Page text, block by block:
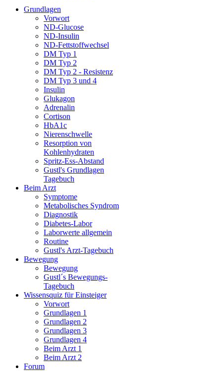
Grundlagen
Vorwort
ND-Glucose
ND-Insulin
ND-Fettstoffwechsel
DM Typ 1
DM Typ 2
DM Typ 2 - Resistenz
DM Typ 3 und 4
Insulin
Glukagon
Adrenalin
Cortison
HbA1c
Nierenschwelle
Resorption von
Kohlenhydraten
Spritz-Ess-Abstand
Gustl's Grundlagen
Tagebuch
Beim Arzt
Symptome
Metabolisches Syndrom
Diagnostik
Diabetes-Labor
Laborwerte allgemein
Routine
Gustl's Arzt-Tagebuch
Bewegung
Bewegung
Gustl´s Bewegungs-
Tagebuch
Wissensquiz für Einsteiger
Vorwort
Grundlagen 1
Grundlagen 2
Grundlagen 3
Grundlagen 4
Beim Arzt 1
Beim Arzt 2
Forum